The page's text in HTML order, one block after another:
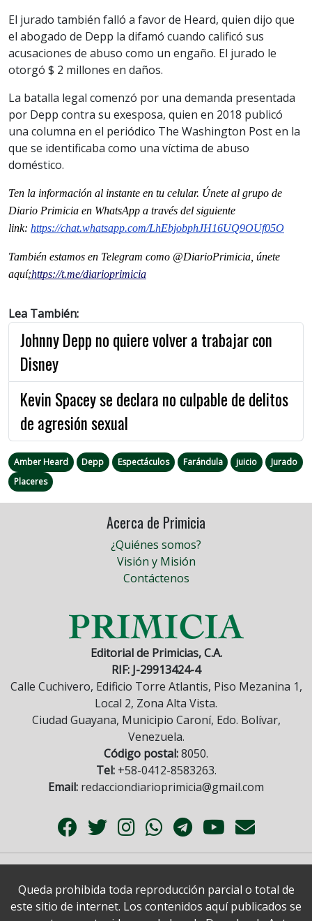
El jurado también falló a favor de Heard, quien dijo que
el abogado de Depp la difamó cuando calificó sus
acusaciones de abuso como un engaño. El jurado le
otorgó $ 2 millones en daños.
La batalla legal comenzó por una demanda presentada
por Depp contra su exesposa, quien en 2018 publicó
una columna en el periódico The Washington Post en la
que se identificaba como una víctima de abuso
doméstico.
Ten la información al instante en tu celular. Únete al grupo de
Diario Primicia en WhatsApp a través del siguiente
link: https://chat.whatsapp.com/LhEbjobphJH16UQ9OUf05O
También estamos en Telegram como @DiarioPrimicia, únete
aquí:https://t.me/diarioprimicia
Lea También:
Johnny Depp no quiere volver a trabajar con
Disney
Kevin Spacey se declara no culpable de delitos
de agresión sexual
Amber Heard Depp Espectáculos Farándula juicio
Jurado
Placeres
Acerca de Primicia
¿Quiénes somos?
Visión y Misión
Contáctenos
Editorial de Primicias, C.A.
RIF: J-29913424-4
Calle Cuchivero, Edificio Torre Atlantis, Piso Mezanina 1,
Local 2, Zona Alta Vista.
Ciudad Guayana, Municipio Caroní, Edo. Bolívar,
Venezuela.
Código postal:8050.
Tel:+58-0412-8583263.
Email: redacciondiarioprimicia@gmail.com
Queda prohibida toda reproducción parcial o total de
este sitio de internet. Los contenidos aquí publicados se